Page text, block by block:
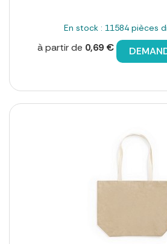
En stock : 11584 pièces
à partir de 0,69 €